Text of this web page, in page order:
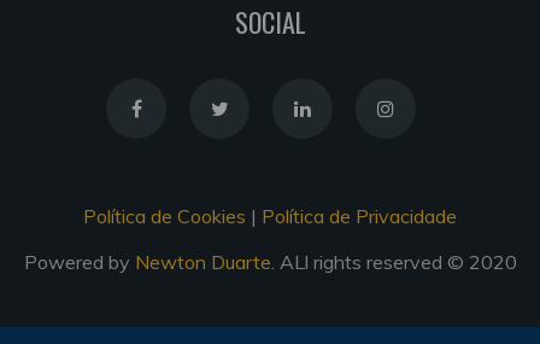
SOCIAL
Política de Cookies | Política de Privacidade
Powered by Newton Duarte . ALl rights reserved © 2020